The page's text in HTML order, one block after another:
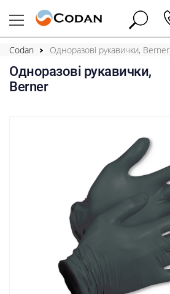
Codan Одноразові рукавички, Berner
Одноразові рукавички,
Berner